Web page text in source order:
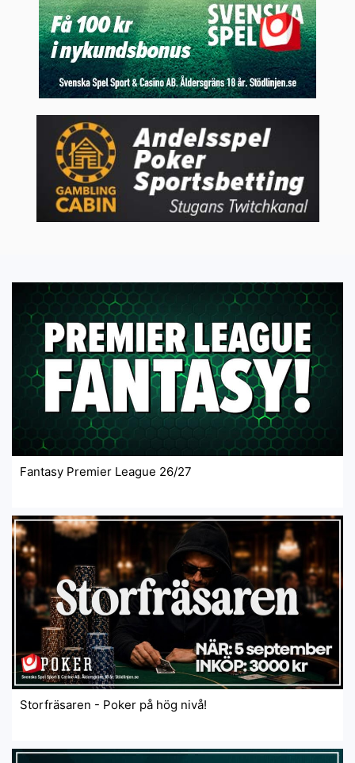
Fantasy Premier League 26/27
Storfräsaren - Poker på hög nivå!